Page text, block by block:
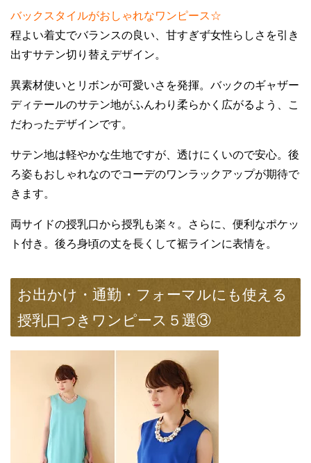
バックスタイルがおしゃれなワンピース☆
程よい着丈でバランスの良い、甘すぎず女性らしさを引き
出すサテン切り替えデザイン。
異素材使いとリボンが可愛いさを発揮。バックのギャザー
ディテールのサテン地がふんわり柔らかく広がるよう、こ
だわったデザインです。
サテン地は軽やかな生地ですが、透けにくいので安心。後
ろ姿もおしゃれなのでコーデのワンラックアップが期待で
きます。
両サイドの授乳口から授乳も楽々。さらに、便利なポケッ
ト付き。後ろ身頃の丈を長くして裾ラインに表情を。
お出かけ・通勤・フォーマルにも使える
授乳口つきワンピース５選③